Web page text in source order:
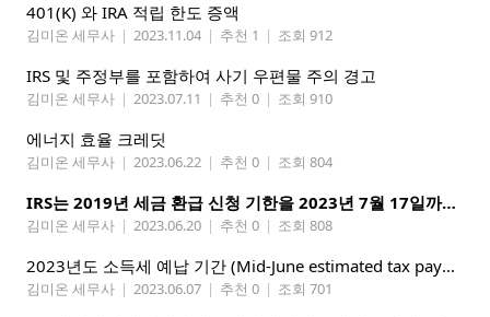
401(K) 와 IRA 적립 한도 증액
김미온 세무사 | 2023.11.04 | 추천 1 | 조회 912
IRS 및 주정부를 포함하여 사기 우편물 주의 경고
김미온 세무사 | 2023.07.11 | 추천 0 | 조회 910
에너지 효율 크레딧
김미온 세무사 | 2023.06.22 | 추천 0 | 조회 804
IRS는 2019년 세금 환급 신청 기한을 2023년 7월 17일까지 연장했습니다.
김미온 세무사 | 2023.06.20 | 추천 0 | 조회 808
2023년도 소득세 예납 기간 (Mid-June estimated tax payment deadline)
김미온 세무사 | 2023.06.07 | 추천 0 | 조회 701